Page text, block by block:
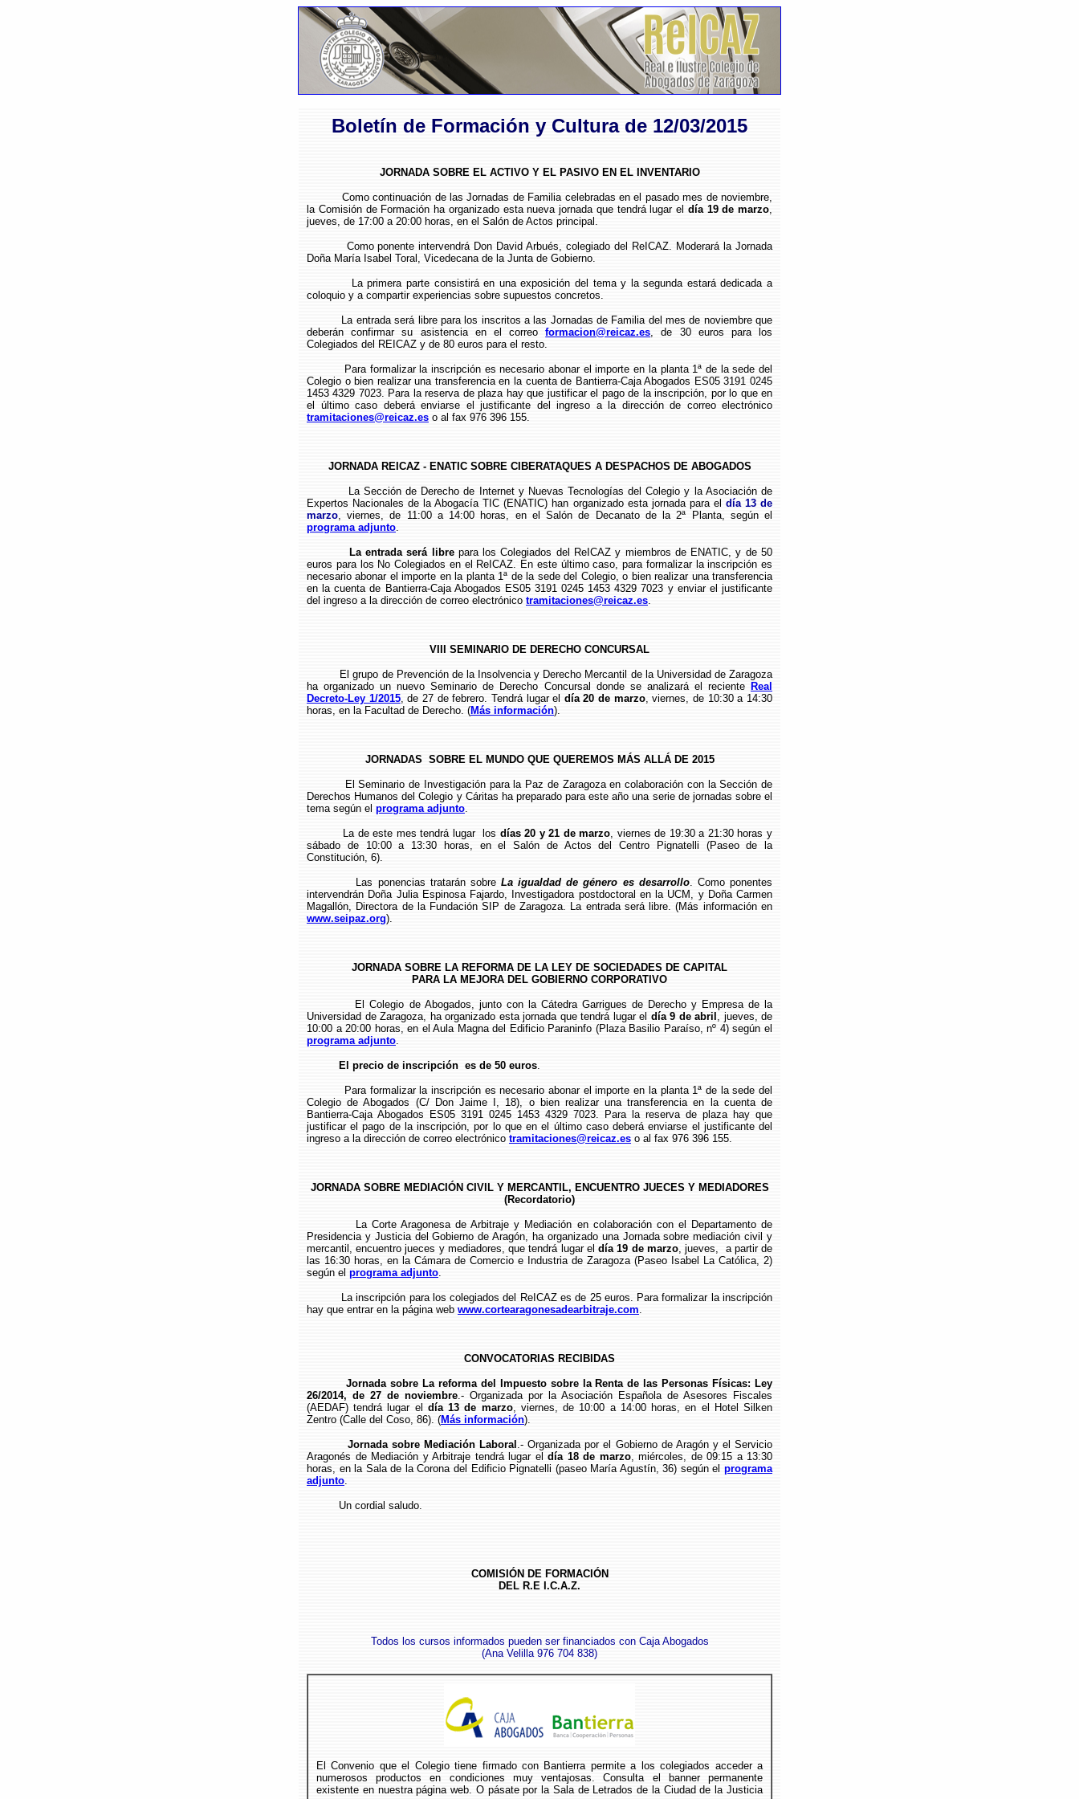
Boletín de Formación y Cultura de 12/03/2015
JORNADA SOBRE EL ACTIVO Y EL PASIVO EN EL INVENTARIO
Como continuación de las Jornadas de Familia celebradas en el pasado mes de noviembre,
la Comisión de Formación ha organizado esta nueva jornada que tendrá lugar el día 19 de marzo,
jueves, de 17:00 a 20:00 horas, en el Salón de Actos principal.
Como ponente intervendrá Don David Arbués, colegiado del ReICAZ. Moderará la Jornada
Doña María Isabel Toral, Vicedecana de la Junta de Gobierno.
La primera parte consistirá en una exposición del tema y la segunda estará dedicada a
coloquio y a compartir experiencias sobre supuestos concretos.
La entrada será libre para los inscritos a las Jornadas de Familia del mes de noviembre que
deberán confirmar su asistencia en el correoformacion@reicaz.es, de 30 euros para los
Colegiados del REICAZ y de 80 euros para el resto.
Para formalizar la inscripción es necesario abonar el importe en la planta 1ª de la sede del
Colegio o bien realizar una transferencia en la cuenta de Bantierra-Caja Abogados ES05 3191 0245
1453 4329 7023. Para la reserva de plaza hay que justificar el pago de la inscripción, por lo que en
el último caso deberá enviarse el justificante del ingreso a la dirección de correo electrónico
tramitaciones@reicaz.es o al fax 976 396 155.
JORNADA REICAZ - ENATIC SOBRE CIBERATAQUES A DESPACHOS DE ABOGADOS
La Sección de Derecho de Internet y Nuevas Tecnologías del Colegio y la Asociación de
Expertos Nacionales de la Abogacía TIC (ENATIC) han organizado esta jornada para el día 13 de
marzo, viernes, de 11:00 a 14:00 horas, en el Salón de Decanato de la 2ª Planta, según el
programa adjunto.
La entrada será librepara los Colegiados del ReICAZ y miembros de ENATIC, y de 50
euros para los No Colegiados en el ReICAZ. En este último caso, para formalizar la inscripción es
necesario abonar el importe en la planta 1ª de la sede del Colegio, o bien realizar una transferencia
en la cuenta de Bantierra-Caja Abogados ES05 3191 0245 1453 4329 7023 y enviar el justificante
del ingreso a la dirección de correo electrónico tramitaciones@reicaz.es.
VIII SEMINARIO DE DERECHO CONCURSAL
El grupo de Prevención de la Insolvencia y Derecho Mercantil de la Universidad de Zaragoza
ha organizado un nuevo Seminario de Derecho Concursal donde se analizará el reciente Real
Decreto-Ley 1/2015, de 27 de febrero. Tendrá lugar el día 20 de marzo, viernes, de 10:30 a 14:30
horas, en la Facultad de Derecho. (Más información).
JORNADAS SOBRE EL MUNDO QUE QUEREMOS MÁS ALLÁ DE 2015
El Seminario de Investigación para la Paz de Zaragoza en colaboración con la Sección de
Derechos Humanos del Colegio y Cáritas ha preparado para este año una serie de jornadas sobre el
tema según el programa adjunto.
La de este mes tendrá lugar los días 20 y 21 de marzo, viernes de 19:30 a 21:30 horas y
sábado de 10:00 a 13:30 horas, en el Salón de Actos del Centro Pignatelli (Paseo de la
Constitución, 6).
Las ponencias tratarán sobre La igualdad de género es desarrollo. Como ponentes
intervendrán Doña Julia Espinosa Fajardo, Investigadora postdoctoral en la UCM, y Doña Carmen
Magallón, Directora de la Fundación SIP de Zaragoza. La entrada será libre. (Más información en
www.seipaz.org).
JORNADA SOBRE LA REFORMA DE LA LEY DE SOCIEDADES DE CAPITAL
PARA LA MEJORA DEL GOBIERNO CORPORATIVO
El Colegio de Abogados, junto con la Cátedra Garrigues de Derecho y Empresa de la
Universidad de Zaragoza, ha organizado esta jornada que tendrá lugar el día 9 de abril , jueves, de
10:00 a 20:00 horas, en el Aula Magna del Edificio Paraninfo (Plaza Basilio Paraíso, nº 4) según el
programa adjunto.
El precio de inscripción es de 50 euros.
Para formalizar la inscripción es necesario abonar el importe en la planta 1ª de la sede del
Colegio de Abogados (C/ Don Jaime I, 18), o bien realizar una transferencia en la cuenta de
Bantierra-Caja Abogados ES05 3191 0245 1453 4329 7023. Para la reserva de plaza hay que
justificar el pago de la inscripción, por lo que en el último caso deberá enviarse el justificante del
ingreso a la dirección de correo electrónico tramitaciones@reicaz.es o al fax 976 396 155.
JORNADA SOBRE MEDIACIÓN CIVIL Y MERCANTIL, ENCUENTRO JUECES Y MEDIADORES
(Recordatorio)
La Corte Aragonesa de Arbitraje y Mediación en colaboración con el Departamento de
Presidencia y Justicia del Gobierno de Aragón, ha organizado una Jornada sobre mediación civil y
mercantil, encuentro jueces y mediadores, que tendrá lugar eldía 19 de marzo, jueves, a partir de
las 16:30 horas, en la Cámara de Comercio e Industria de Zaragoza (Paseo Isabel La Católica, 2)
según el programa adjunto.
La inscripción para los colegiados del ReICAZ es de 25 euros. Para formalizar la inscripción
hay que entrar en la página web www.cortearagonesadearbitraje.com.
CONVOCATORIAS RECIBIDAS
Jornada sobre La reforma del Impuesto sobre la Renta de las Personas Físicas: Ley
26/2014, de 27 de noviembre.- Organizada por la Asociación Española de Asesores Fiscales
(AEDAF) tendrá lugar el día 13 de marzo, viernes, de 10:00 a 14:00 horas, en el Hotel Silken
Zentro (Calle del Coso, 86). (Más información).
Jornada sobre Mediación Laboral .- Organizada por el Gobierno de Aragón y el Servicio
Aragonés de Mediación y Arbitraje tendrá lugar el día 18 de marzo, miércoles, de 09:15 a 13:30
horas, en la Sala de la Corona del Edificio Pignatelli (paseo María Agustín, 36) según el programa
adjunto.
Un cordial saludo.
COMISIÓN DE FORMACIÓN
DEL R.E I.C.A.Z.
Todos los cursos informados pueden ser financiados con Caja Abogados
(Ana Velilla 976 704 838)
El Convenio que el Colegio tiene firmado con Bantierra permite a los colegiados acceder a
numerosos productos en condiciones muy ventajosas. Consulta el banner permanente
existente en nuestra página web. O pásate por la Sala de Letrados de la Ciudad de la Justicia